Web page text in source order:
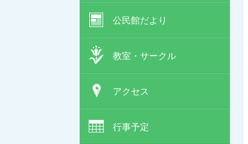
公民館だより
教室・サークル
アクセス
行事予定